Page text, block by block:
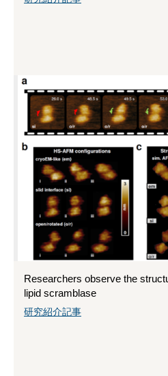
Researchers observe the
lipid scramblase
研究紹介記事